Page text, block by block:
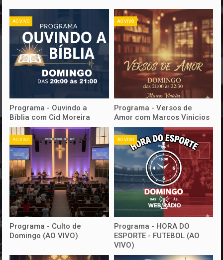
AO VIVO
Programa - Ouvindo a
Bíblia com Cid Moreira
AO VIVO
Programa - Versos de
Amor com Marcos Vinicios
AO VIVO
Programa - Culto de
Domingo (AO VIVO)
AO VIVO
Programa - HORA DO
ESPORTE - FUTEBOL (AO
VIVO)